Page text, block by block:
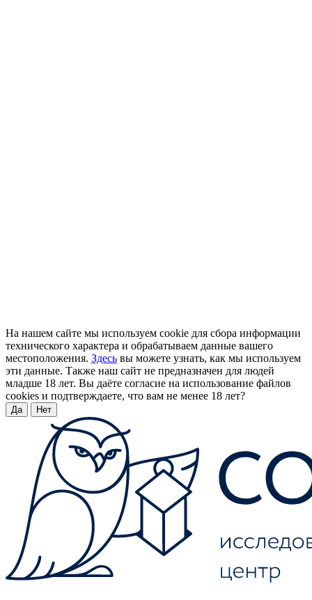
На нашем сайте мы используем cookie для сбора информации
технического характера и обрабатываем данные вашего
местоположения. Здесь вы можете узнать, как мы используем
эти данные. Также наш сайт не предназначен для людей
младше 18 лет. Вы даёте согласие на использование файлов
cookies и подтверждаете, что вам не менее 18 лет?
Да Нет